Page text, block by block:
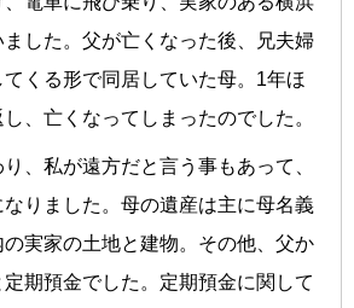
した。父が亡くなった後、兄夫婦
くる形で同居していた母。1年ほ
、亡くなってしまったのでした。
、私が遠方だと言う事もあって、
りました。母の遺産は主に母名義
実家の土地と建物。その他、父か
期預金でした。定期預金に関して